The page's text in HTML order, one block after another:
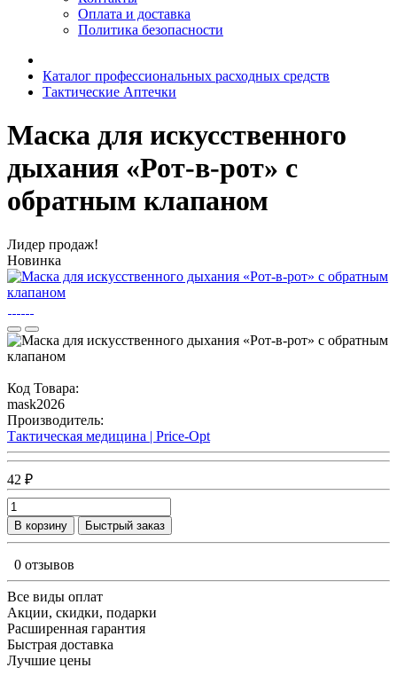
Оплата и доставка
Политика безопасности
Каталог профессиональных расходных средств
Тактические Аптечки
Маска для искусственного
дыхания «Рот-в-рот» с
обратным клапаном
Лидер продаж!
Новинка
Код Товара:
mask2026
Производитель:
Тактическая медицина | Price-Opt
42 ₽
В корзину Быстрый заказ
0 отзывов
Все виды оплат
Акции, скидки, подарки
Расширенная гарантия
Быстрая доставка
Лучшие цены